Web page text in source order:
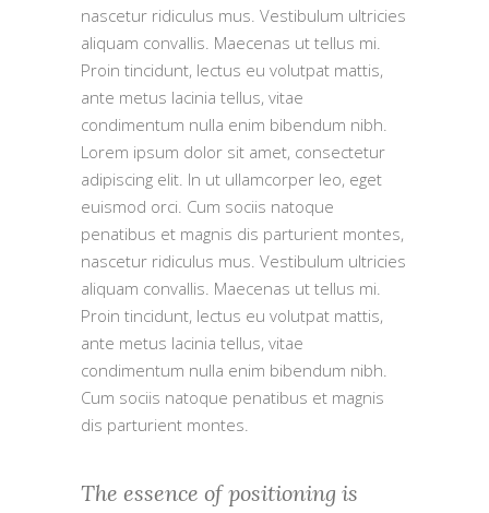
nascetur ridiculus mus. Vestibulum ultricies
aliquam convallis. Maecenas ut tellus mi.
Proin tincidunt, lectus eu volutpat mattis,
ante metus lacinia tellus, vitae
condimentum nulla enim bibendum nibh.
Lorem ipsum dolor sit amet, consectetur
adipiscing elit. In ut ullamcorper leo, eget
euismod orci. Cum sociis natoque
penatibus et magnis dis parturient montes,
nascetur ridiculus mus. Vestibulum ultricies
aliquam convallis. Maecenas ut tellus mi.
Proin tincidunt, lectus eu volutpat mattis,
ante metus lacinia tellus, vitae
condimentum nulla enim bibendum nibh.
Cum sociis natoque penatibus et magnis
dis parturient montes.
The essence of positioning is